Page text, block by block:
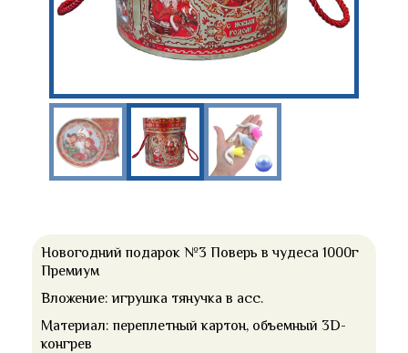
Новогодний подарок №3 Поверь в чудеса 1000г
Премиум
Вложение: игрушка тянучка в асс.
Материал: переплетный картон, объемный 3D-
конгрев